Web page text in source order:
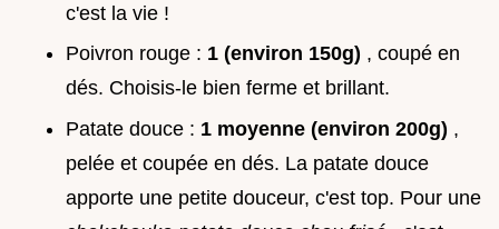
c'est la vie !
Poivron rouge : 1 (environ 150g) , coupé en
dés. Choisis-le bien ferme et brillant.
Patate douce : 1 moyenne (environ 200g) ,
pelée et coupée en dés. La patate douce
apporte une petite douceur, c'est top. Pour une